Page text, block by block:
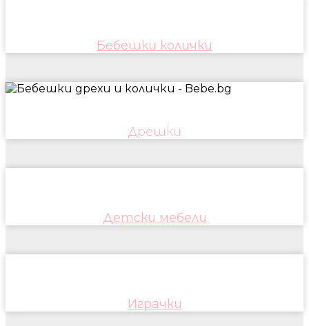
Бебешки колички
Дрешки
Детски мебели
Играчки